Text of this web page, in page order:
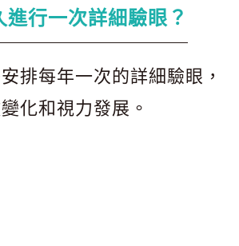
行一次詳細驗眼？
排每年一次的詳細驗眼，
化和視力發展。